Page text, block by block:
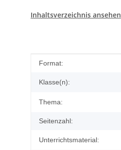
Inhaltsverzeichnis ansehen
Produkteigenschaft
Wert
Format:
Klasse(n):
Thema:
Seitenzahl:
Unterrichtsmaterial: